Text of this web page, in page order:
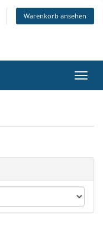
Warenkorb ansehen
ein-/